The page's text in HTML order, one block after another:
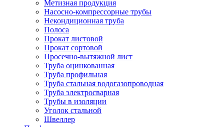
Метизная продукция
Насосно-компрессорные трубы
Некондиционная труба
Полоса
Прокат листовой
Прокат сортовой
Просечно-вытяжной лист
Труба оцинкованная
Труба профильная
Труба стальная водогазопроводная
Труба электросварная
Трубы в изоляции
Уголок стальной
Швеллер